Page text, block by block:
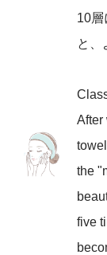
10層
と、
After
the
five